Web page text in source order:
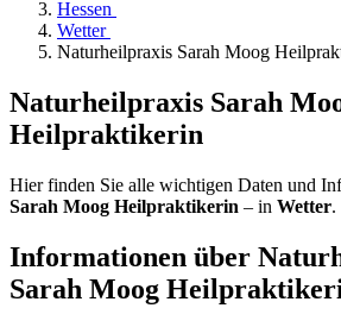
Hessen
Wetter
Naturheilpraxis Sarah Moog
Naturheilpraxis Sarah
Heilpraktikerin
Hier finden Sie alle wichtigen Daten und
Sarah Moog Heilpraktikerin – in Wetter.
Informationen über
Sarah Moog